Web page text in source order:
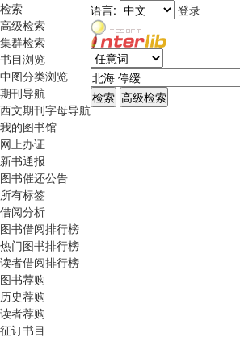
检索
高级检索
集群检索
书目浏览
中图分类浏览
期刊导航
西文期刊字母导航
我的图书馆
网上办证
新书通报
图书催还公告
所有标签
借阅分析
图书借阅排行榜
热门图书排行榜
读者借阅排行榜
图书荐购
历史荐购
读者荐购
征订书目
语言: 登录